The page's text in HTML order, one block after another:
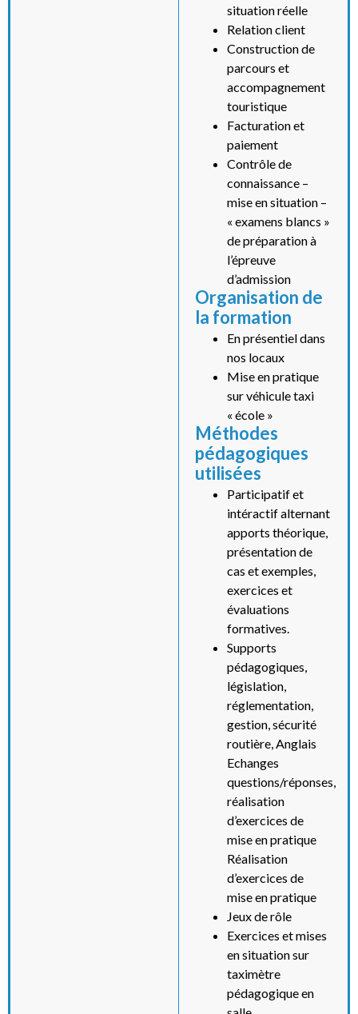
situation réelle
Relation client
Construction de
parcours et
accompagnement
touristique
Facturation et
paiement
Contrôle de
connaissance –
mise en situation –
« examens blancs »
de préparation à
l’épreuve
d’admission
Organisation de
la formation
En présentiel dans
nos locaux
Mise en pratique
sur véhicule taxi
« école »
Méthodes
pédagogiques
utilisées
Participatif et
intéractif alternant
apports théorique,
présentation de
cas et exemples,
exercices et
évaluations
formatives.
Supports
pédagogiques,
législation,
réglementation,
gestion, sécurité
routière, Anglais
Echanges
questions/réponses,
réalisation
d’exercices de
mise en pratique
Réalisation
d’exercices de
mise en pratique
Jeux de rôle
Exercices et mises
en situation sur
taximètre
pédagogique en